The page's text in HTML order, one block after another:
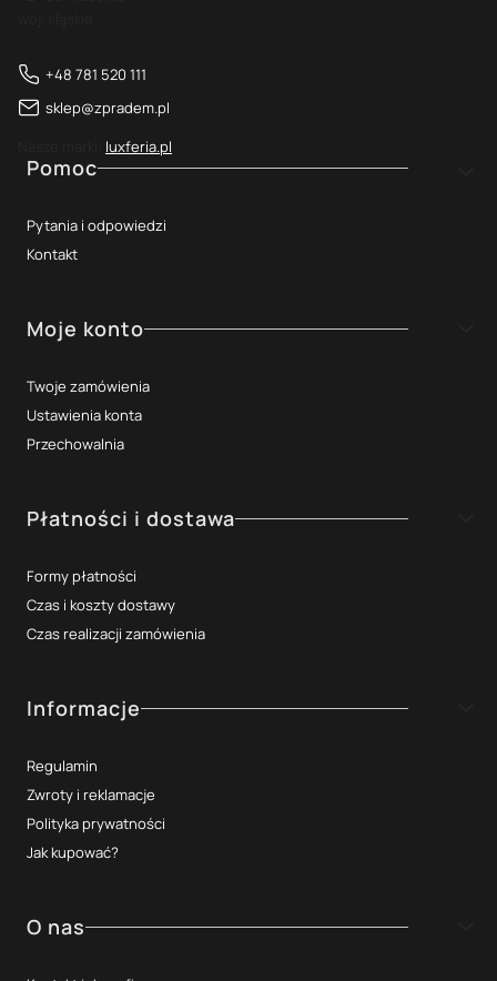
+48 781 520 111
sklep@zpradem.pl
luxferia.pl
Linki w stopce
Pomoc
Pytania i odpowiedzi
Kontakt
Moje konto
Twoje zamówienia
Ustawienia konta
Przechowalnia
Płatności i dostawa
Formy płatności
Czas i koszty dostawy
Czas realizacji zamówienia
Informacje
Regulamin
Zwroty i reklamacje
Polityka prywatności
Jak kupować?
O nas